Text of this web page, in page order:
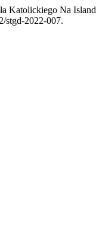
Katolickiego Na
stgd-2022-007.